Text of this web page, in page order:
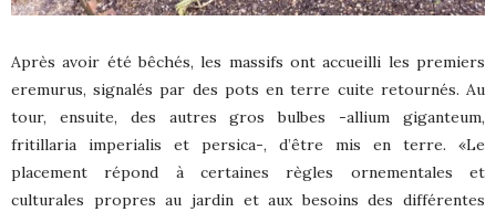
Après avoir été bêchés, les massifs ont accueilli les premiers
eremurus, signalés par des pots en terre cuite retournés. Au
tour, ensuite, des autres gros bulbes -allium giganteum,
fritillaria imperialis et persica-, d’être mis en terre. «Le
placement répond à certaines règles ornementales et
culturales propres au jardin et aux besoins des différentes